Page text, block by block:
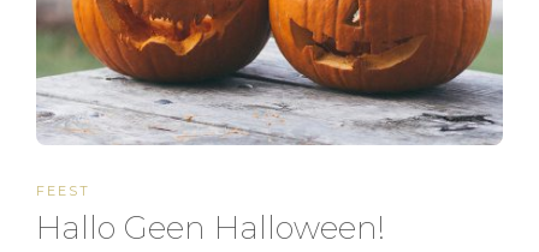
FEEST
Hallo Geen Halloween!